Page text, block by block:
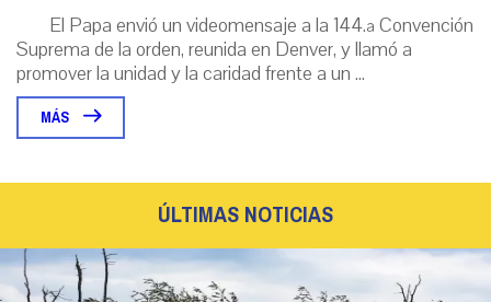
El Papa envió un videomensaje a la 144.ª Convención
Suprema de la orden, reunida en Denver, y llamó a
promover la unidad y la caridad frente a un ...
MÁS
ÚLTIMAS NOTICIAS